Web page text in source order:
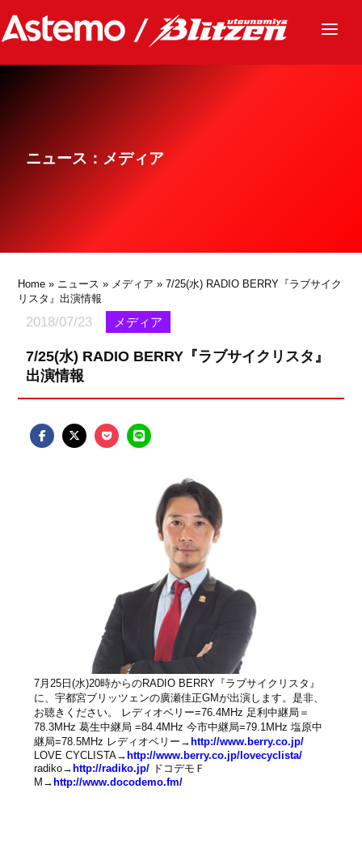
ニュース
グッズ
ニュース：メディア
Home » ニュース » メディア » 7/25(水) RADIO BERRY『ラブサイク
リスタ』出演情報
2018/07/23 メディア
7/25(水) RADIO BERRY『ラブサイクリスタ』
出演情報
7月25日(水)20時からのRADIO BERRY『ラブサイクリスタ』
に、宇都宮ブリッツェンの廣瀬佳正GMが出演します。是非、
お聴きください。 レディオベリー=76.4MHz 足利中継局＝
78.3MHz 葛生中継局 =84.4MHz 今市中継局=79.1MHz 塩原中
継局=78.5MHz レディオベリー→ http://www.berry.co.jp/
LOVE CYCLISTA→ http://www.berry.co.jp/lovecyclista/
radiko→ http://radiko.jp/ ドコデモＦ
M→ http://www.docodemo.fm/